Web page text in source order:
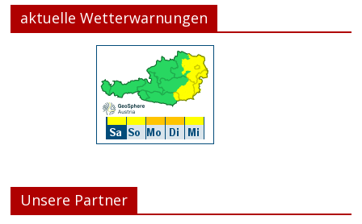
aktuelle Wetterwarnungen
Unsere Partner